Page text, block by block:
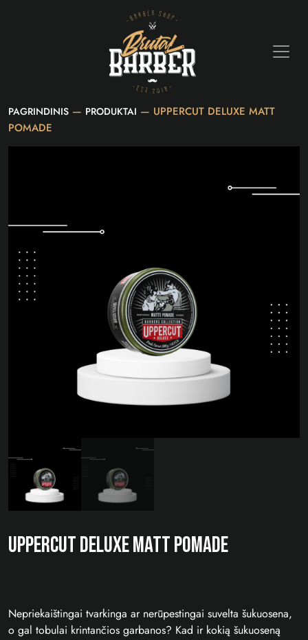
PAGRINDINIS — PRODUKTAI — UPPERCUT DELUXE MATT
POMADE
UPPERCUT DELUXE MATT POMADE
Nepriekaištingai tvarkinga ar nerūpestingai suvelta šukuosena,
o gal tobulai krintančios garbanos? Kad ir kokią šukuoseną